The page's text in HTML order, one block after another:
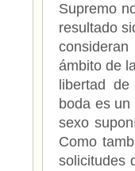
Supremo
resultado
ámbito de
libertad
boda es
sexo
Como
solicitudes